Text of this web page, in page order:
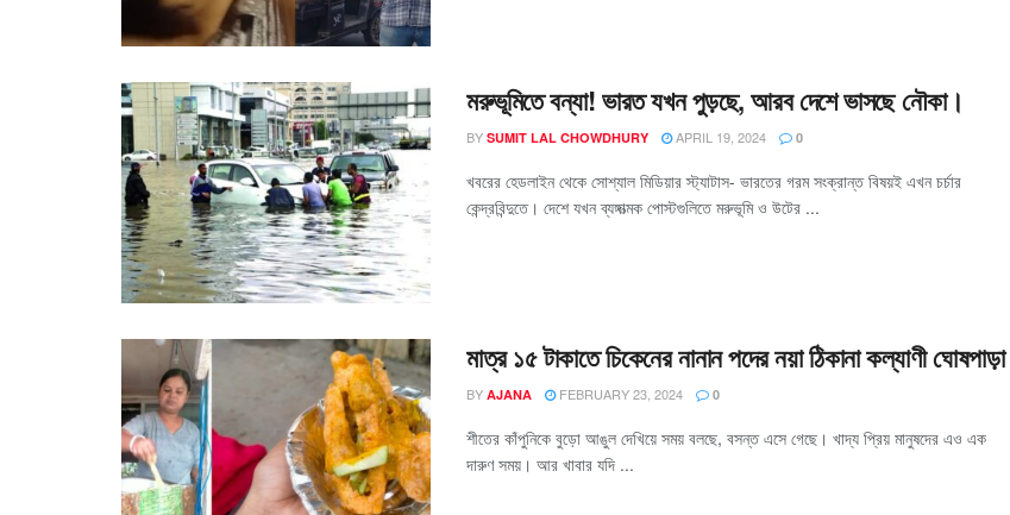
মরুভূমিতে বন্যা! ভারত যখন পুড়ছে, আরব দেশে ভাসছে নৌকা।
BY SUMIT LAL CHOWDHURY APRIL 19, 2024 0
খবরের হেডলাইন থেকে সোশ্যাল মিডিয়ার স্ট্যাটাস- ভারতের গরম সংক্রান্ত বিষয়ই এখন চর্চার
কেন্দ্রবিন্দুতে। দেশে যখন ব্যঙ্গাত্মক পোস্টগুলিতে মরুভূমি ও উটের ...
মাত্র ১৫ টাকাতে চিকেনের নানান পদের নয়া ঠিকানা কল্যাণী ঘোষপাড়া
BY AJANA FEBRUARY 23, 2024 0
শীতের কাঁপুনিকে বুড়ো আঙুল দেখিয়ে সময় বলছে, বসন্ত এসে গেছে। খাদ্য প্রিয় মানুষদের এও এক
দারুণ সময়। আর খাবার যদি ...